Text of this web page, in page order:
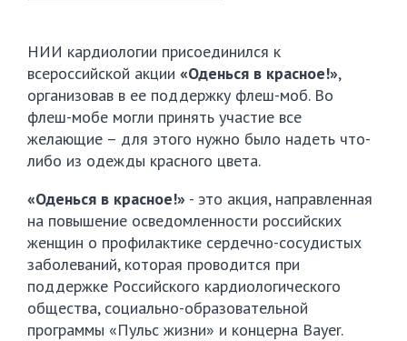
НИИ кардиологии присоединился к
всероссийской акции «Оденься в красное!»,
организовав в ее поддержку флеш-моб. Во
флеш-мобе могли принять участие все
желающие – для этого нужно было надеть что-
либо из одежды красного цвета.
«Оденься в красное!» - это акция, направленная
на повышение осведомленности российских
женщин о профилактике сердечно-сосудистых
заболеваний, которая проводится при
поддержке Российского кардиологического
общества, социально-образовательной
программы «Пульс жизни» и концерна Bayer.